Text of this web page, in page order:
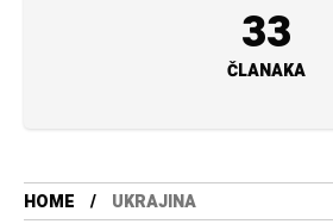
33
ČLANAKA
HOME UKRAJINA